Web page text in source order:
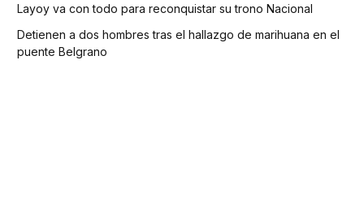
Layoy va con todo para reconquistar su trono Nacional
Detienen a dos hombres tras el hallazgo de marihuana en el
puente Belgrano